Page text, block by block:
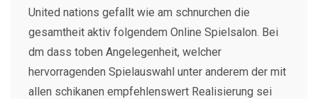
United nations gefallt wie am schnurchen die
gesamtheit aktiv folgendem Online Spielsalon. Bei
dm dass toben Angelegenheit, welcher
hervorragenden Spielauswahl unter anderem der mit
allen schikanen empfehlenswert Realisierung sei